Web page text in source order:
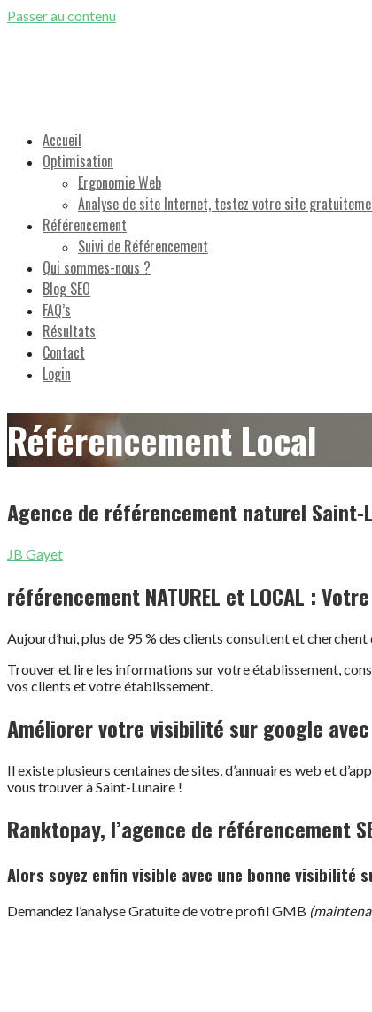
Passer au contenu
Accueil
Optimisation
Ergonomie Web
Analyse de site Internet, testez votre site
Référencement
Suivi de Référencement
Qui sommes-nous ?
Blog SEO
FAQ’s
Résultats
Contact
Login
Référencement Local
Agence de référencement naturel Saint-
JB Gayet
référencement NATUREL et LOCAL :
Aujourd’hui, plus de 95 % des clients consultent et
Trouver et lire les informations sur votre établissement,
vos clients et votre établissement.
Améliorer votre visibilité sur google
Il existe plusieurs centaines de sites, d’annuaires web et
vous trouver à Saint-Lunaire !
Ranktopay, l’agence de référencement
Alors soyez enfin visible avec une bonne visibilité
Demandez l’analyse Gratuite de votre profil GMB